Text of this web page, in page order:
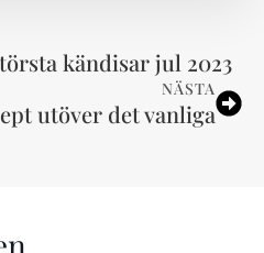
kändisar jul 2023
NÄSTA
utöver det vanliga